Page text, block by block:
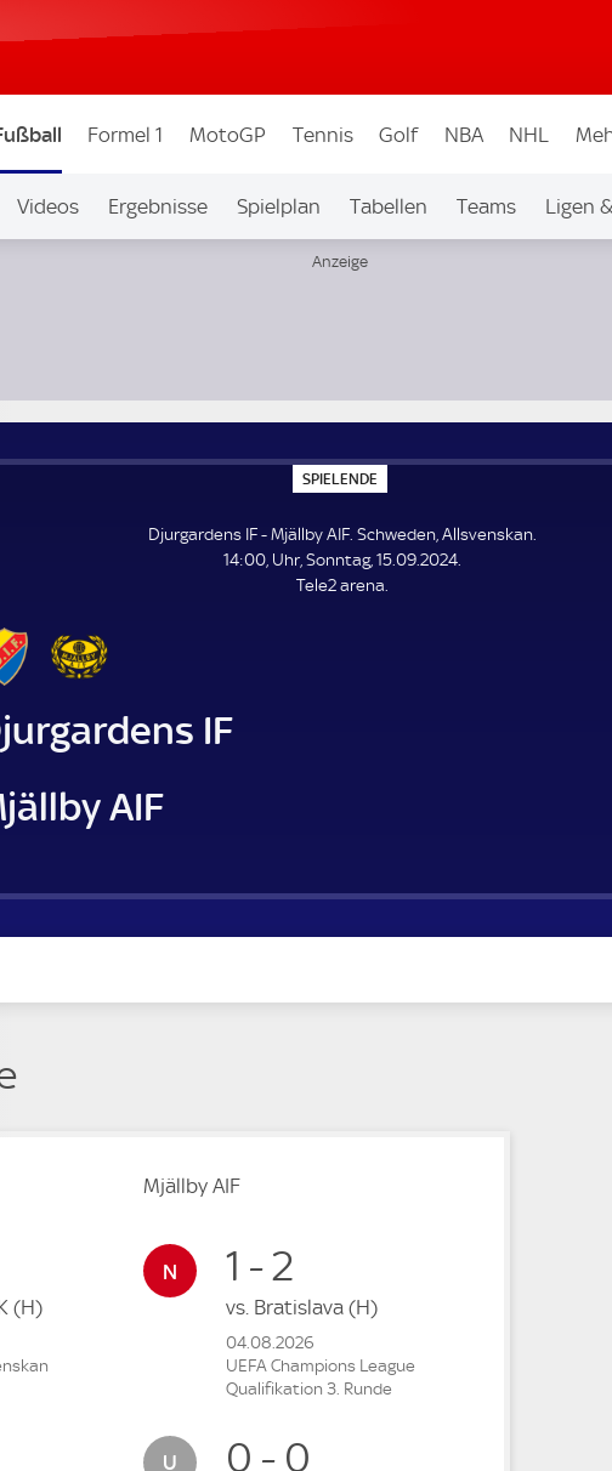
Formel 1 MotoGP Tennis Golf NBA NHL
Videos Ergebnisse Spielplan Tabellen Teams Ligen
SPIELENDE
P
E
L
E
N
Djurgardens IF - Mjällby AIF. Schweden, Allsvenskan.
14:00, Uhr, Sonntag, 15.09.2024.
Tele2 arena.
IF
AIF
(H)
Mjällby AIF
1 - 2
vs. Bratislava (H)
04.08.2026
UEFA Champions League
Qualifikation 3. Runde
0 - 0